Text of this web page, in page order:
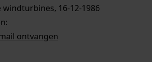
16-12-1986
ontvangen